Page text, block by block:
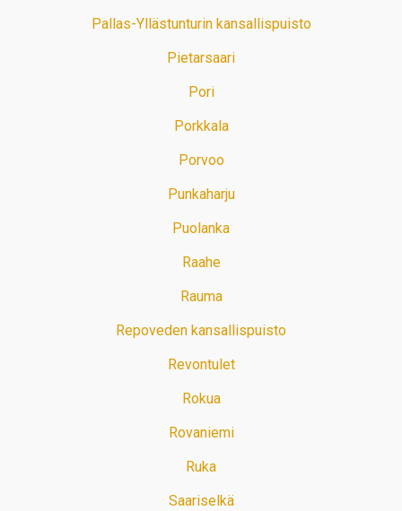
Pallas-Yllästunturin kansallispuisto
Pietarsaari
Pori
Porkkala
Porvoo
Punkaharju
Puolanka
Raahe
Rauma
Repoveden kansallispuisto
Revontulet
Rokua
Rovaniemi
Ruka
Saariselkä